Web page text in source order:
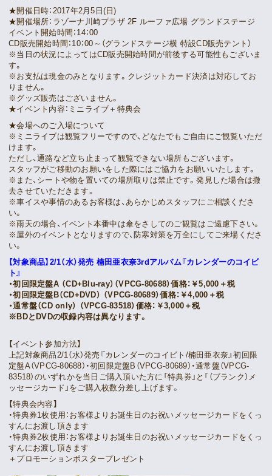
Meeting Room
Playlist
Vlogssun
あとがき
Live Streaming
★開催日時：2017年2月5日(日)
★開催場所：ラゾーナ川崎プラザ 2F ルーファ広場 グランドステージ
イベント開始時間：14：00
CD販売開始時間：10：00～（グランドステージ横 特設CD販売テント）
※当日の状況によってはCD販売開始時間が前後する可能性もございま
す。
※お支払は現金のみとなります。クレジットカード決済は対応してお
りません。
※グッズ販売はございません。
★イベント内容：ミニライブ＋特典会
★会場へのご入場について
※ミニライブは観覧フリーですので、どなたでもご自由にご観覧いただ
けます。
ただし、通路など立ち止まって観覧できない場所もございます。
スタッフがご移動のお願いをした際にはご協力をお願いいたします。
※また、シートや物を置いての場所取りは禁止です。発見した場合は撤
去させていただきます。
※車イスや事情のあるお客様は、あらかじめスタッフにご相談くださ
い。
※雨天の場合、イベント本番中は傘をさしてのご観覧はご遠慮下さい。
※屋外のイベントとなりますので、防寒対策を万全にしてご来場くださ
い。
【対象商品】2/1（水）発売 楠田亜衣奈3rdアルバム『カレンダーのコイビ
ト』
・初回限定盤A （CD+Blu-ray）（VPCG-80688）価格：￥5,000＋税
・初回限定盤B（CD+DVD） （VPCG-80689）価格：￥4,000＋税
・通常盤（CD only） （VPCG-83518）価格：￥3,000＋税
※BDとDVDの収録内容は異なります。
【イベント参加方法】
上記対象商品2/1（水）発売『カレンダーのコイビト/楠田亜衣奈』初回限
定盤A（VPCG-80688）・初回限定盤B（VPCG-80689）・通常盤（VPCG-
83518）のいずれかを当日ご購入頂いた方に「特典券」と「（ブランク）メ
ッセージカード」をご購入枚数分差し上げます。
【特典会内容】
・特典券1枚使用：お客様よりお誕生日のお祝いメッセージカードをくっ
すんにお渡し頂きます
・特典券2枚使用：お客様よりお誕生日のお祝いメッセージカードをくっ
すんにお渡し頂きます
＋プロモーションポスタープレゼント